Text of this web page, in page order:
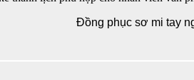
Đồng phục sơ mi tay